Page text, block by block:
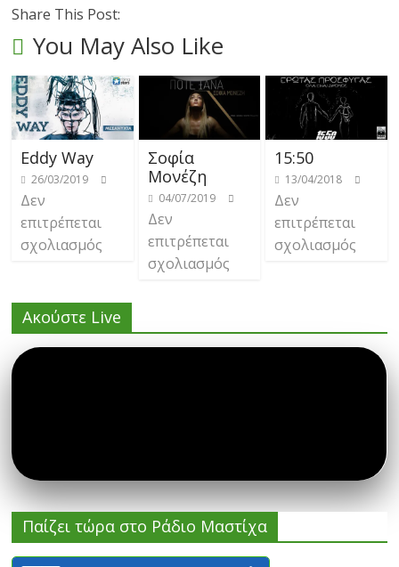
Share This Post:
You May Also Like
Eddy Way
26/03/2019
Δεν
επιτρέπεται
σχολιασμός
Σοφία
Μονέζη
04/07/2019
Δεν
επιτρέπεται
σχολιασμός
15:50
13/04/2018
Δεν
επιτρέπεται
σχολιασμός
Ακούστε Live
Παίζει τώρα στο Ράδιο Μαστίχα